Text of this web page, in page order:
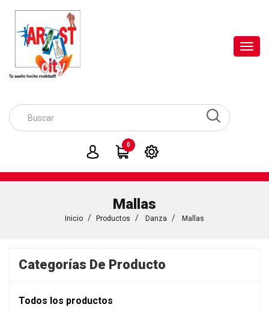
0
Mallas
Inicio Productos Danza Mallas
Categorías De Producto
Todos los productos